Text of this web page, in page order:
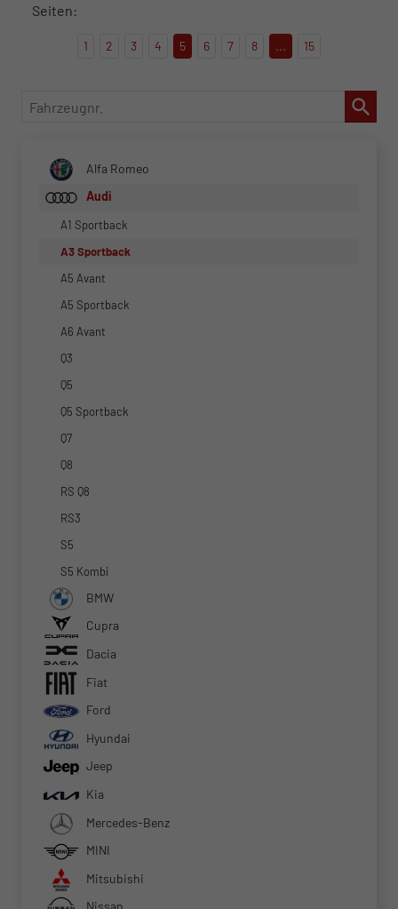
Seiten:
1 2 3 4 5 6 7 8 ... 15
Fahrzeugnr.
Alfa Romeo
Audi
A1 Sportback
A3 Sportback
A5 Avant
A5 Sportback
A6 Avant
Q3
Q5
Q5 Sportback
Q7
Q8
RS Q8
RS3
S5
S5 Kombi
BMW
Cupra
Dacia
Fiat
Ford
Hyundai
Jeep
Kia
Mercedes-Benz
MINI
Mitsubishi